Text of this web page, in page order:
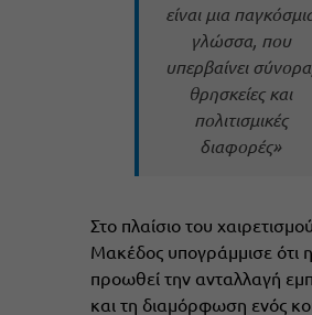
είναι μια
γλώσσα, που
υπερβαίνει
θρησκείες και
πολιτισμικές
διαφορές»
Στο πλαίσιο του
Μακέδος υπογράμμισε ότι
προωθεί την ανταλλαγή
και τη διαμόρφωση ενός